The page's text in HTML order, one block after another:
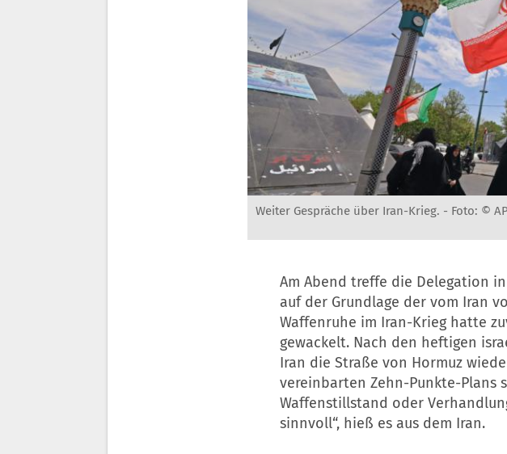
Weiter Gespräche über Iran-Krieg. - Foto: ©
Am Abend treffe die Delegation
auf der Grundlage der vom Iran
Waffenruhe im Iran-Krieg hatte
gewackelt. Nach den heftigen
Iran die Straße von Hormuz
vereinbarten Zehn-Punkte-Plans
Waffenstillstand oder
sinnvoll“, hieß es aus dem Iran.